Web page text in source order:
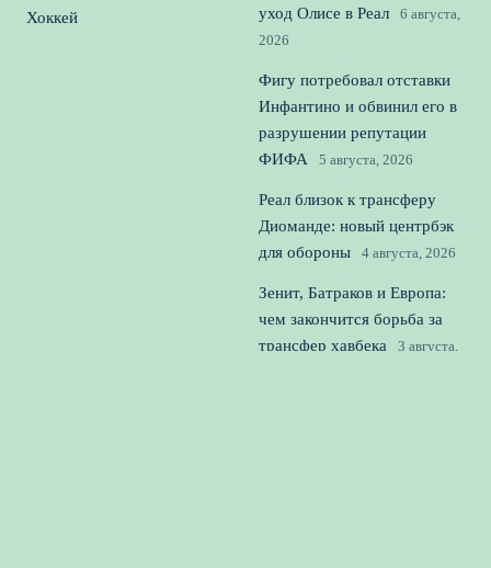
Хоккей
уход Олисе в Реал
6 августа,
2026
Фигу потребовал отставки
Инфантино и обвинил его в
разрушении репутации
ФИФА
5 августа, 2026
Реал близок к трансферу
Диоманде: новый центрбэк
для обороны
4 августа, 2026
Зенит, Батраков и Европа:
чем закончится борьба за
трансфер хавбека
3 августа,